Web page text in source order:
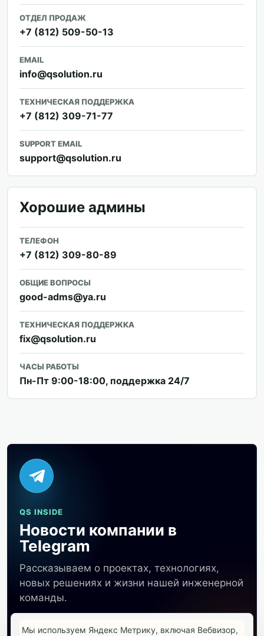
ОТДЕЛ ПРОДАЖ
+7 (812) 509-50-13
EMAIL
info@qsolution.ru
ТЕХНИЧЕСКАЯ ПОДДЕРЖКА
+7 (812) 309-71-77
SUPPORT EMAIL
support@qsolution.ru
Хорошие админы
ТЕЛЕФОН
+7 (812) 309-80-89
ОБЩИЕ ВОПРОСЫ
good-adms@ya.ru
ТЕХНИЧЕСКАЯ ПОДДЕРЖКА
fix@qsolution.ru
ЧАСЫ РАБОТЫ
Пн-Пт 9:00-18:00, поддержка 24/7
QS INSIDE
Новости компании в
Telegram
Рассказываем о проектах, технологиях,
новых решениях и жизни нашей инженерной
команды.
Перейти в Telegram↗
Мы используем Яндекс Метрику, включая Вебвизор,